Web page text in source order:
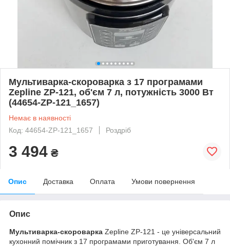
Мультиварка-скороварка з 17 програмами
Zepline ZP-121, об'єм 7 л, потужність 3000 Вт
(44654-ZP-121_1657)
Немає в наявності
Код: 44654-ZP-121_1657
Роздріб
3 494 ₴
Опис Доставка Оплата Умови повернення
Опис
Мультиварка-скороварка Zepline ZP-121 - це універсальний
кухонний помічник з 17 програмами приготування. Об'єм 7 л